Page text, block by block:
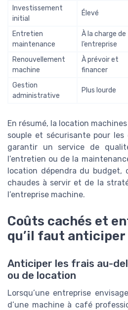
Investissement
initial
Élevé
Entretien
maintenance
À la charge de
l’entreprise
Renouvellement
machine
À prévoir et
financer
Gestion
administrative
Plus lourde
En résumé, la location
souple et sécurisante pour
garantir un service de
l’entretien ou de la
location dépendra du budget,
chaudes à servir et de la
l’entreprise machine.
Coûts cachés et
qu’il faut anticiper
Anticiper les frais au-
ou de location
Lorsqu’une entreprise
d’une machine à café